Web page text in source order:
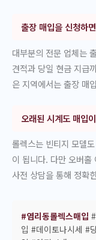
출장 매입을 신청하
대부분의 전문 업체는
견적과 당일 현금 지급
은 지역에서는 출장 매
오래된 시계도 매입
롤렉스는 빈티지 모델
이 됩니다. 다만 오버
사전 상담을 통해 정확
#염리동롤렉스매입
입 #데이토나시세 #